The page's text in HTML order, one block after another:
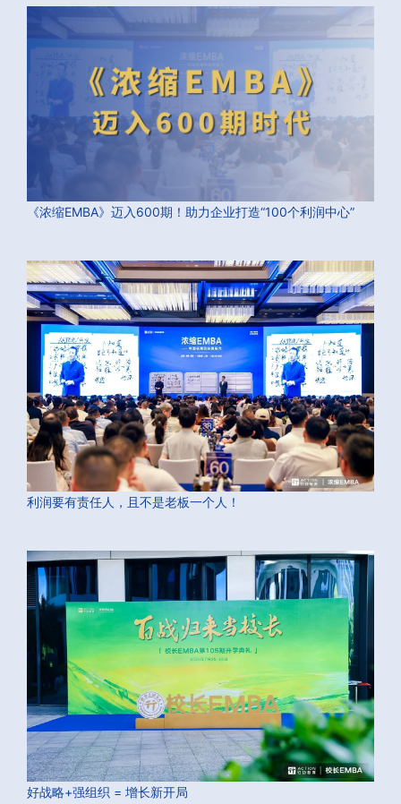
《浓缩EMBA》迈入600期！助力企业打造“100个利润中心”
利润要有责任人，且不是老板一个人！
好战略+强组织 = 增长新开局